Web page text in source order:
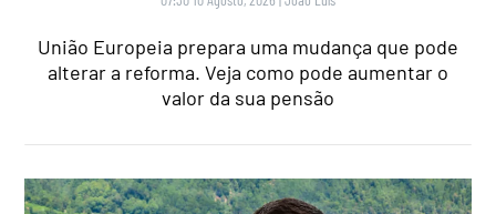
União Europeia prepara uma mudança que pode
alterar a reforma. Veja como pode aumentar o
valor da sua pensão